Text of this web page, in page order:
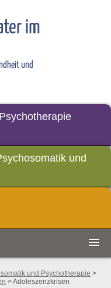
im
und
und
und Psychotherapie >
> Adoleszenzkrisen